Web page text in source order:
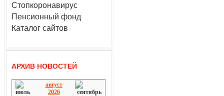
Стопкоронавирус
Пенсионный фонд
Каталог сайтов
АРХИВ НОВОСТЕЙ
август
2026